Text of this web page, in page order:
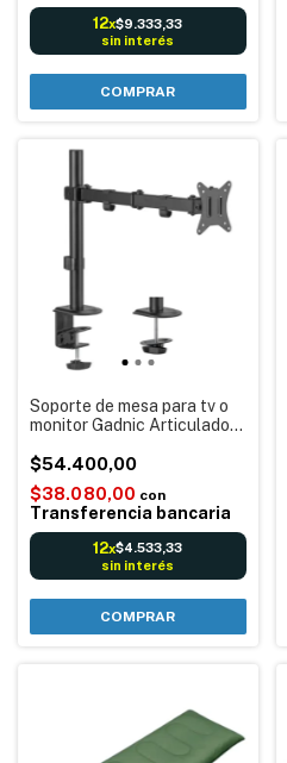
12x$9.333,33
sin interés
Soporte de mesa para tv o
monitor Gadnic Articulado
$54.400,00
$38.080,00 con
Transferencia bancaria
12x$4.533,33
sin interés